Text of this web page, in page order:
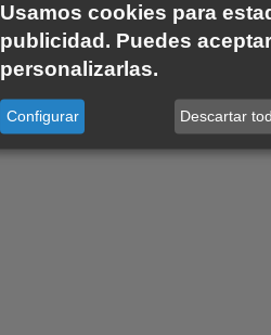
Usamos cookies para
publicidad. Puedes
personalizarlas.
Configurar Descartar